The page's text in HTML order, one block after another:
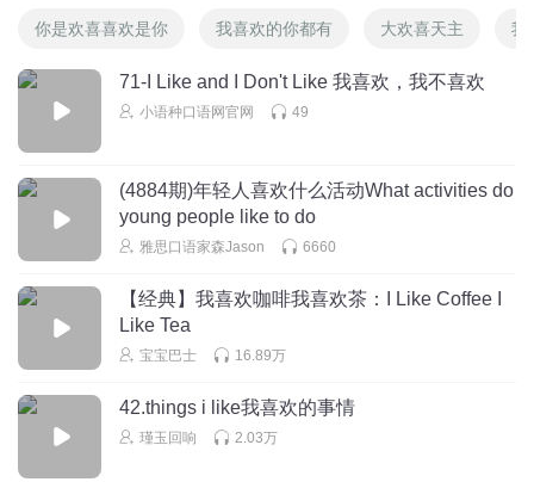
你是欢喜喜欢是你 我喜欢的你都有 大欢喜天主 我
71-I Like and I Don't Like 我喜欢，我不喜欢
小语种口语网官网 49
(4884期)年轻人喜欢什么活动What activities do
young people like to do
雅思口语家森Jason 6660
【经典】我喜欢咖啡我喜欢茶：I Like Coffee I
Like Tea
宝宝巴士 16.89万
42.things i like我喜欢的事情
瑾玉回响 2.03万